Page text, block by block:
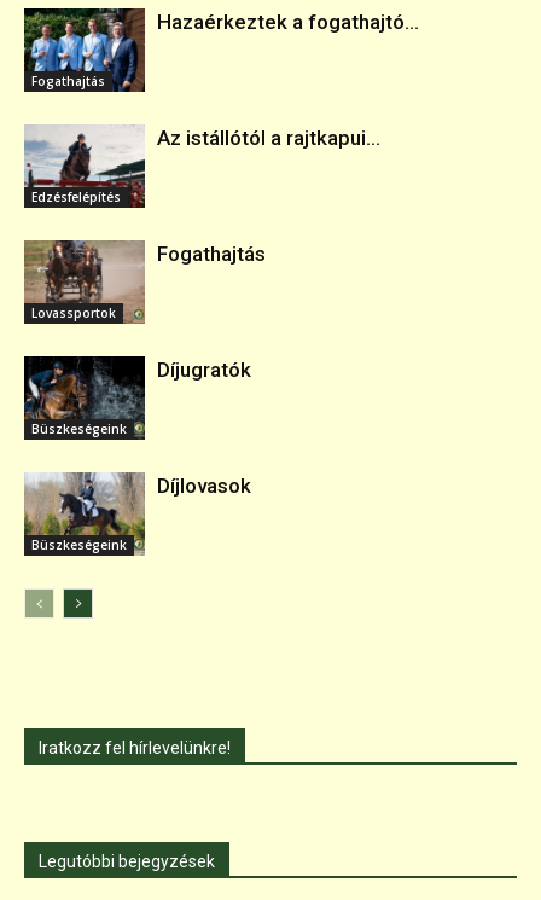
Fogathajtás
Hazaérkeztek a fogathajtó...
Edzésfelépítés
Az istállótól a rajtkapui...
Lovassportok
Fogathajtás
Büszkeségeink
Díjugratók
Büszkeségeink
Díjlovasok
Iratkozz fel hírlevelünkre!
Legutóbbi bejegyzések